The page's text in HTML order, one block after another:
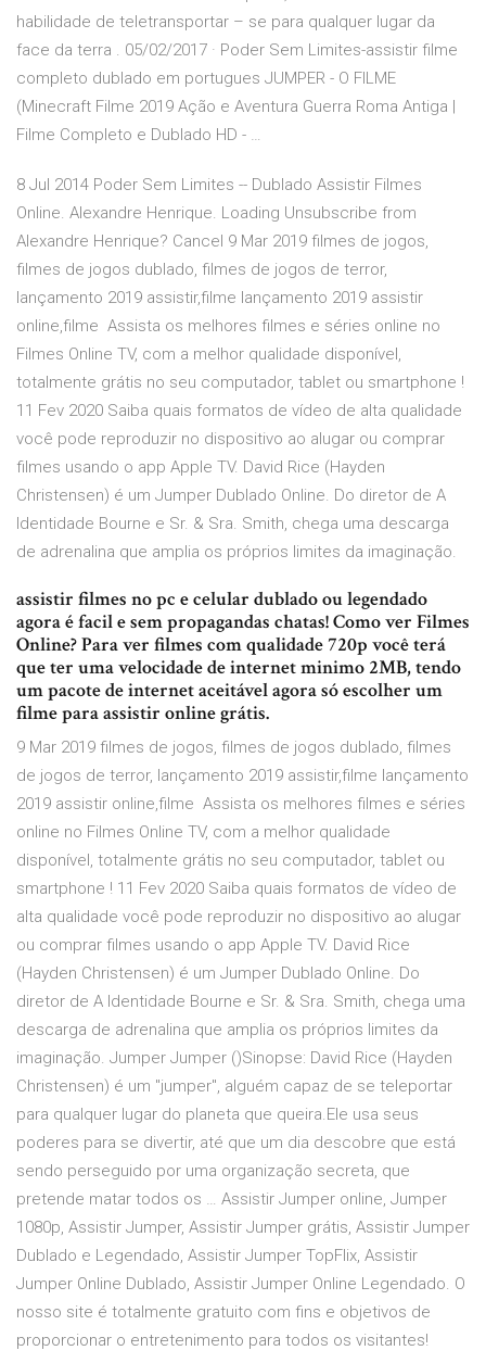
habilidade de teletransportar – se para qualquer lugar da
face da terra . 05/02/2017 · Poder Sem Limites-assistir filme
completo dublado em portugues JUMPER - O FILME
(Minecraft Filme 2019 Ação e Aventura Guerra Roma Antiga |
Filme Completo e Dublado HD - …
8 Jul 2014 Poder Sem Limites -- Dublado Assistir Filmes
Online. Alexandre Henrique. Loading Unsubscribe from
Alexandre Henrique? Cancel 9 Mar 2019 filmes de jogos,
filmes de jogos dublado, filmes de jogos de terror,
lançamento 2019 assistir,filme lançamento 2019 assistir
online,filme Assista os melhores filmes e séries online no
Filmes Online TV, com a melhor qualidade disponível,
totalmente grátis no seu computador, tablet ou smartphone !
11 Fev 2020 Saiba quais formatos de vídeo de alta qualidade
você pode reproduzir no dispositivo ao alugar ou comprar
filmes usando o app Apple TV. David Rice (Hayden
Christensen) é um Jumper Dublado Online. Do diretor de A
Identidade Bourne e Sr. & Sra. Smith, chega uma descarga
de adrenalina que amplia os próprios limites da imaginação.
assistir filmes no pc e celular dublado ou legendado
agora é facil e sem propagandas chatas! Como ver Filmes
Online? Para ver filmes com qualidade 720p você terá
que ter uma velocidade de internet minimo 2MB, tendo
um pacote de internet aceitável agora só escolher um
filme para assistir online grátis.
9 Mar 2019 filmes de jogos, filmes de jogos dublado, filmes
de jogos de terror, lançamento 2019 assistir,filme lançamento
2019 assistir online,filme Assista os melhores filmes e séries
online no Filmes Online TV, com a melhor qualidade
disponível, totalmente grátis no seu computador, tablet ou
smartphone ! 11 Fev 2020 Saiba quais formatos de vídeo de
alta qualidade você pode reproduzir no dispositivo ao alugar
ou comprar filmes usando o app Apple TV. David Rice
(Hayden Christensen) é um Jumper Dublado Online. Do
diretor de A Identidade Bourne e Sr. & Sra. Smith, chega uma
descarga de adrenalina que amplia os próprios limites da
imaginação. Jumper Jumper ()Sinopse: David Rice (Hayden
Christensen) é um "jumper", alguém capaz de se teleportar
para qualquer lugar do planeta que queira.Ele usa seus
poderes para se divertir, até que um dia descobre que está
sendo perseguido por uma organização secreta, que
pretende matar todos os … Assistir Jumper online, Jumper
1080p, Assistir Jumper, Assistir Jumper grátis, Assistir Jumper
Dublado e Legendado, Assistir Jumper TopFlix, Assistir
Jumper Online Dublado, Assistir Jumper Online Legendado. O
nosso site é totalmente gratuito com fins e objetivos de
proporcionar o entretenimento para todos os visitantes!